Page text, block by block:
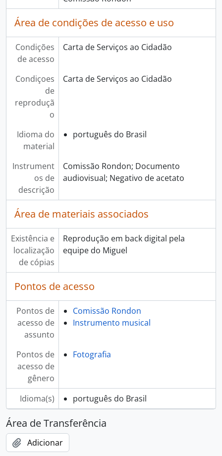
Área de condições de acesso e uso
Condições
de acesso
Carta de Serviços ao Cidadão
Condiçoes
de
reproduçã
o
Carta de Serviços ao Cidadão
Idioma do
material
português do Brasil
Instrument
os de
descrição
Comissão Rondon; Documento
audiovisual; Negativo de acetato
Área de materiais associados
Existência e
localização
de cópias
Reprodução em back digital pela
equipe do Miguel
Pontos de acesso
Pontos de
acesso de
assunto
Comissão Rondon
Instrumento musical
Pontos de
acesso de
gênero
Fotografia
Idioma(s) português do Brasil
Área de Transferência
Adicionar